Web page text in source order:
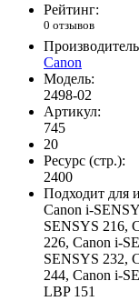
Рейтинг:
0 отзывов
Canon
Модель:
2498-02
Артикул:
745
20
Ресурс (стр.):
2400
Подходит для
Canon i-
SENSYS 216,
226, Canon i-
SENSYS 232,
244, Canon i-
LBP 151